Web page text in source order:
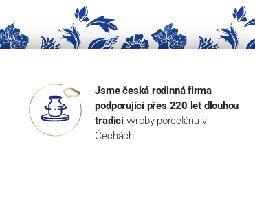
Jsme česká rodinná firma
podporující přes 220 let dlouhou
tradici výroby porcelánu v
Čechách.